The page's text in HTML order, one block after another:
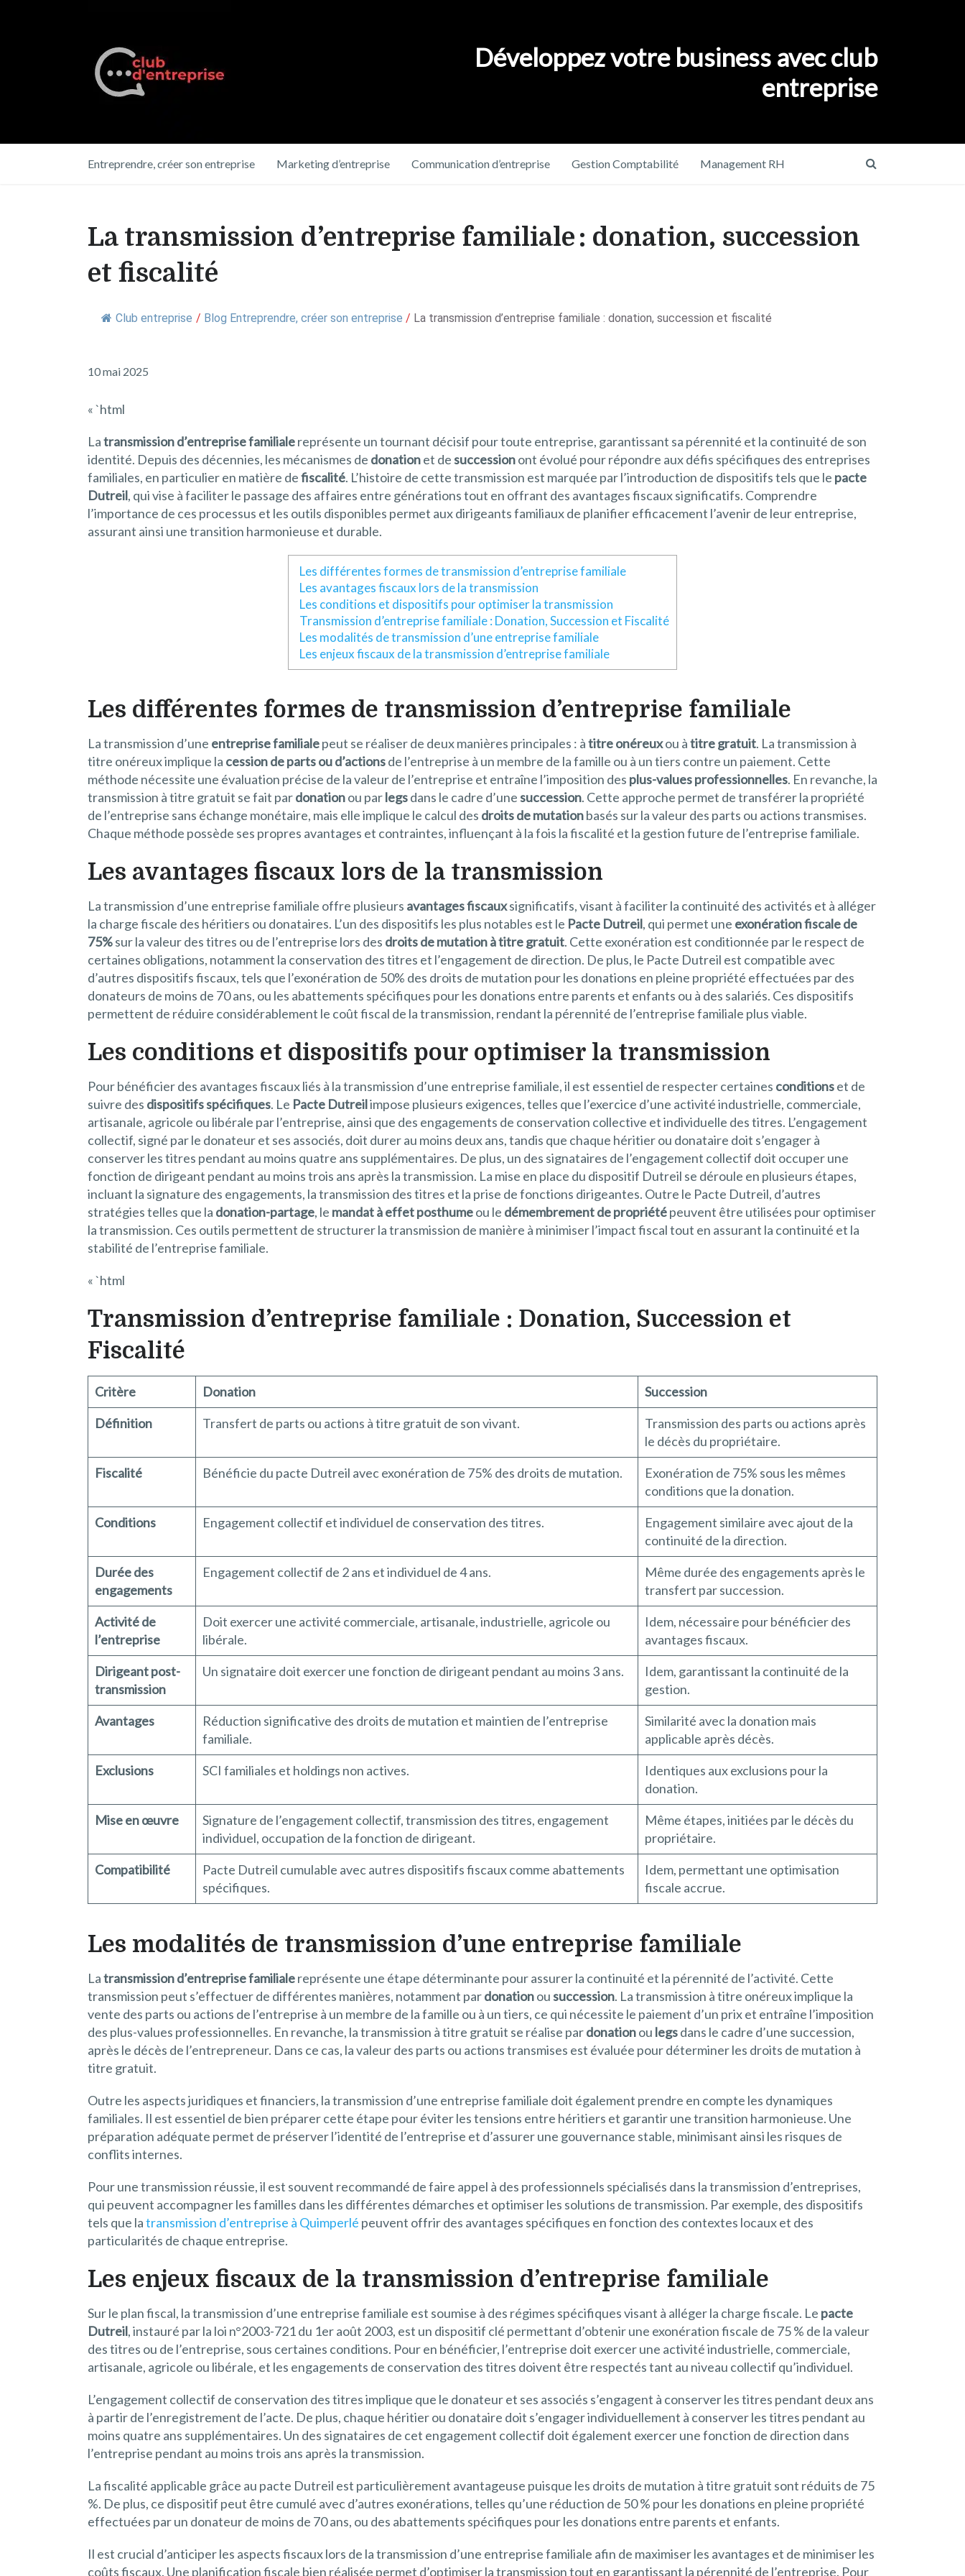
Développez votre business avec club
entreprise
Entreprendre, créer son entreprise Marketing d’entreprise Communication d’entreprise Gestion Comptabilité Management RH
La transmission d’entreprise familiale : donation, succession
et fiscalité
Club entreprise / Blog Entreprendre, créer son entreprise / La transmission d’entreprise familiale : donation, succession et fiscalité
10 mai 2025
« `html
Latransmission d’entreprise familialereprésente un tournant décisif pour toute entreprise, garantissant sa pérennité et la continuité de son
identité. Depuis des décennies, les mécanismes de donationet desuccessionont évolué pour répondre aux défis spécifiques des entreprises
familiales, en particulier en matière defiscalité. L’histoire de cette transmission est marquée par l’introduction de dispositifs tels que le pacte
Dutreil, qui vise à faciliter le passage des affaires entre générations tout en offrant des avantages fiscaux significatifs. Comprendre
l’importance de ces processus et les outils disponibles permet aux dirigeants familiaux de planifier efficacement l’avenir de leur entreprise,
assurant ainsi une transition harmonieuse et durable.
Les différentes formes de transmission d’entreprise familiale
Les avantages fiscaux lors de la transmission
Les conditions et dispositifs pour optimiser la transmission
Transmission d’entreprise familiale : Donation, Succession et Fiscalité
Les modalités de transmission d’une entreprise familiale
Les enjeux fiscaux de la transmission d’entreprise familiale
Les différentes formes de transmission d’entreprise familiale
La transmission d’une entreprise familialepeut se réaliser de deux manières principales : àtitre onéreuxou àtitre gratuit. La transmission à
titre onéreux implique la cession de parts ou d’actionsde l’entreprise à un membre de la famille ou à un tiers contre un paiement. Cette
méthode nécessite une évaluation précise de la valeur de l’entreprise et entraîne l’imposition des plus-values professionnelles. En revanche, la
transmission à titre gratuit se fait pardonationou parlegsdans le cadre d’unesuccession. Cette approche permet de transférer la propriété
de l’entreprise sans échange monétaire, mais elle implique le calcul des droits de mutationbasés sur la valeur des parts ou actions transmises.
Chaque méthode possède ses propres avantages et contraintes, influençant à la fois la fiscalité et la gestion future de l’entreprise familiale.
Les avantages fiscaux lors de la transmission
La transmission d’une entreprise familiale offre plusieurs avantages fiscauxsignificatifs, visant à faciliter la continuité des activités et à alléger
la charge fiscale des héritiers ou donataires. L’un des dispositifs les plus notables est le Pacte Dutreil, qui permet une exonération fiscale de
75%sur la valeur des titres ou de l’entreprise lors des droits de mutation à titre gratuit. Cette exonération est conditionnée par le respect de
certaines obligations, notamment la conservation des titres et l’engagement de direction. De plus, le Pacte Dutreil est compatible avec
d’autres dispositifs fiscaux, tels que l’exonération de 50% des droits de mutation pour les donations en pleine propriété effectuées par des
donateurs de moins de 70 ans, ou les abattements spécifiques pour les donations entre parents et enfants ou à des salariés. Ces dispositifs
permettent de réduire considérablement le coût fiscal de la transmission, rendant la pérennité de l’entreprise familiale plus viable.
Les conditions et dispositifs pour optimiser la transmission
Pour bénéficier des avantages fiscaux liés à la transmission d’une entreprise familiale, il est essentiel de respecter certaines conditionset de
suivre des dispositifs spécifiques. Le Pacte Dutreilimpose plusieurs exigences, telles que l’exercice d’une activité industrielle, commerciale,
artisanale, agricole ou libérale par l’entreprise, ainsi que des engagements de conservation collective et individuelle des titres. L’engagement
collectif, signé par le donateur et ses associés, doit durer au moins deux ans, tandis que chaque héritier ou donataire doit s’engager à
conserver les titres pendant au moins quatre ans supplémentaires. De plus, un des signataires de l’engagement collectif doit occuper une
fonction de dirigeant pendant au moins trois ans après la transmission. La mise en place du dispositif Dutreil se déroule en plusieurs étapes,
incluant la signature des engagements, la transmission des titres et la prise de fonctions dirigeantes. Outre le Pacte Dutreil, d’autres
stratégies telles que la donation-partage, le mandat à effet posthumeou le démembrement de propriétépeuvent être utilisées pour optimiser
la transmission. Ces outils permettent de structurer la transmission de manière à minimiser l’impact fiscal tout en assurant la continuité et la
stabilité de l’entreprise familiale.
« `html
Transmission d’entreprise familiale : Donation, Succession et
Fiscalité
Critère Donation
Succession
Définition
Transfert de parts ou actions à titre gratuit de son vivant.
Transmission des parts ou actions après
le décès du propriétaire.
Fiscalité
Bénéficie du pacte Dutreil avec exonération de 75% des droits de mutation.
Exonération de 75% sous les mêmes
conditions que la donation.
Conditions
Engagement collectif et individuel de conservation des titres.
Engagement similaire avec ajout de la
continuité de la direction.
Durée des
engagements
Engagement collectif de 2 ans et individuel de 4 ans.
Même durée des engagements après le
transfert par succession.
Activité de
l’entreprise
Doit exercer une activité commerciale, artisanale, industrielle, agricole ou
libérale.
Idem, nécessaire pour bénéficier des
avantages fiscaux.
Dirigeant post-
transmission
Un signataire doit exercer une fonction de dirigeant pendant au moins 3 ans.
Idem, garantissant la continuité de la
gestion.
Avantages
Réduction significative des droits de mutation et maintien de l’entreprise
familiale.
Similarité avec la donation mais
applicable après décès.
Exclusions
SCI familiales et holdings non actives.
Identiques aux exclusions pour la
donation.
Mise en œuvre
Signature de l’engagement collectif, transmission des titres, engagement
individuel, occupation de la fonction de dirigeant.
Même étapes, initiées par le décès du
propriétaire.
Compatibilité
Pacte Dutreil cumulable avec autres dispositifs fiscaux comme abattements
spécifiques.
Idem, permettant une optimisation
fiscale accrue.
Les modalités de transmission d’une entreprise familiale
Latransmission d’entreprise familialereprésente une étape déterminante pour assurer la continuité et la pérennité de l’activité. Cette
transmission peut s’effectuer de différentes manières, notamment pardonationousuccession. La transmission à titre onéreux implique la
vente des parts ou actions de l’entreprise à un membre de la famille ou à un tiers, ce qui nécessite le paiement d’un prix et entraîne l’imposition
des plus-values professionnelles. En revanche, la transmission à titre gratuit se réalise pardonationou legsdans le cadre d’une succession,
après le décès de l’entrepreneur. Dans ce cas, la valeur des parts ou actions transmises est évaluée pour déterminer les droits de mutation à
titre gratuit.
Outre les aspects juridiques et financiers, la transmission d’une entreprise familiale doit également prendre en compte les dynamiques
familiales. Il est essentiel de bien préparer cette étape pour éviter les tensions entre héritiers et garantir une transition harmonieuse. Une
préparation adéquate permet de préserver l’identité de l’entreprise et d’assurer une gouvernance stable, minimisant ainsi les risques de
conflits internes.
Pour une transmission réussie, il est souvent recommandé de faire appel à des professionnels spécialisés dans la transmission d’entreprises,
qui peuvent accompagner les familles dans les différentes démarches et optimiser les solutions de transmission. Par exemple, des dispositifs
tels que latransmission d’entreprise à Quimperlé peuvent offrir des avantages spécifiques en fonction des contextes locaux et des
particularités de chaque entreprise.
Les enjeux fiscaux de la transmission d’entreprise familiale
Sur le plan fiscal, la transmission d’une entreprise familiale est soumise à des régimes spécifiques visant à alléger la charge fiscale. Le pacte
Dutreil, instauré par la loi n°2003-721 du 1er août 2003, est un dispositif clé permettant d’obtenir une exonération fiscale de 75 % de la valeur
des titres ou de l’entreprise, sous certaines conditions. Pour en bénéficier, l’entreprise doit exercer une activité industrielle, commerciale,
artisanale, agricole ou libérale, et les engagements de conservation des titres doivent être respectés tant au niveau collectif qu’individuel.
L’engagement collectif de conservation des titres implique que le donateur et ses associés s’engagent à conserver les titres pendant deux ans
à partir de l’enregistrement de l’acte. De plus, chaque héritier ou donataire doit s’engager individuellement à conserver les titres pendant au
moins quatre ans supplémentaires. Un des signataires de cet engagement collectif doit également exercer une fonction de direction dans
l’entreprise pendant au moins trois ans après la transmission.
La fiscalité applicable grâce au pacte Dutreil est particulièrement avantageuse puisque les droits de mutation à titre gratuit sont réduits de 75
%. De plus, ce dispositif peut être cumulé avec d’autres exonérations, telles qu’une réduction de 50 % pour les donations en pleine propriété
effectuées par un donateur de moins de 70 ans, ou des abattements spécifiques pour les donations entre parents et enfants.
Il est crucial d’anticiper les aspects fiscaux lors de la transmission d’une entreprise familiale afin de maximiser les avantages et de minimiser les
coûts fiscaux. Une planification fiscale bien réalisée permet d’optimiser la transmission tout en garantissant la pérennité de l’entreprise. Pour